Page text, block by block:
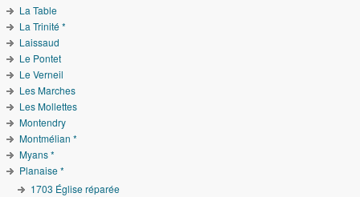
La Table
La Trinité *
Laissaud
Le Pontet
Le Verneil
Les Marches
Les Mollettes
Montendry
Montmélian *
Myans *
Planaise *
1703 Église réparée